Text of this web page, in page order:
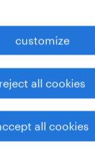
projet et de
customize
reject all cookies
all cookies